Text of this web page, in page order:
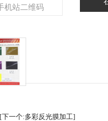
[下一个:多彩反光膜加工]